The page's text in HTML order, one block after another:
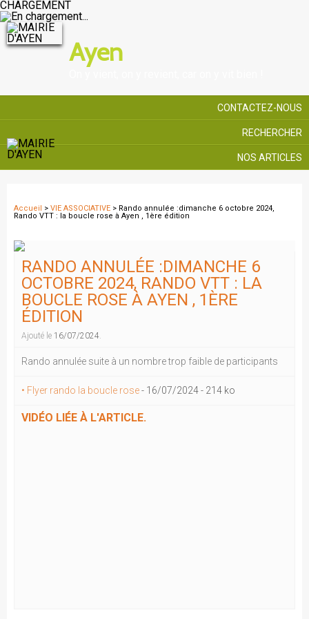
CHARGEMENT
Ayen
CONTACTEZ-NOUS
RECHERCHER
NOS ARTICLES
Accueil > VIE ASSOCIATIVE > Rando annulée :dimanche 6 octobre 2024,
Rando VTT : la boucle rose à Ayen , 1ère édition
RANDO ANNULÉE :DIMANCHE 6
OCTOBRE 2024, RANDO VTT : LA
BOUCLE ROSE À AYEN , 1ÈRE
ÉDITION
Ajouté le 16/07/2024.
Rando annulée suite à un nombre trop faible de participants
• Flyer rando la boucle rose- 16/07/2024- 214 ko
VIDÉO LIÉE À L'ARTICLE.